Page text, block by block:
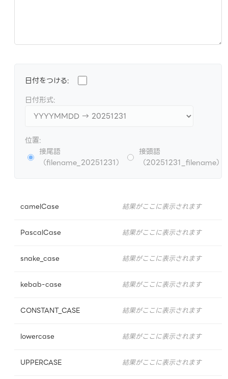
日付をつける:
日付形式:
位置:
接尾語
（filename_20251231）
接頭語
（20251231_filename）
camelCase 結果がここに表示されます
PascalCase 結果がここに表示されます
snake_case 結果がここに表示されます
kebab-case 結果がここに表示されます
CONSTANT_CASE 結果がここに表示されます
lowercase 結果がここに表示されます
UPPERCASE 結果がここに表示されます